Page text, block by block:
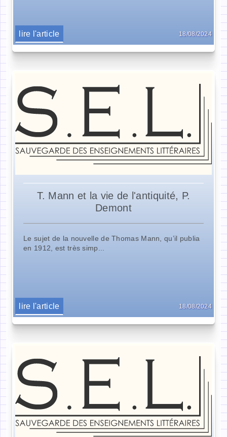
lire l'article 18/08/2024
T. Mann et la vie de l'antiquité, P.
Demont
Le sujet de la nouvelle de Thomas Mann, qu’il publia
en 1912, est très simp...
lire l'article 18/08/2024